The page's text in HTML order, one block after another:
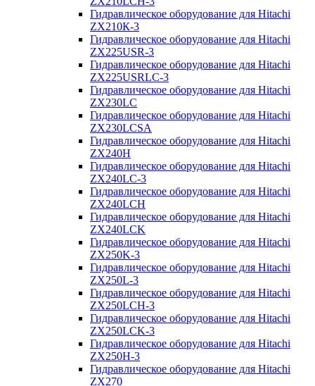
Гидравлическое оборудование для Hitachi
ZX210К-3
Гидравлическое оборудование для Hitachi
ZX225USR-3
Гидравлическое оборудование для Hitachi
ZX225USRLC-3
Гидравлическое оборудование для Hitachi
ZX230LC
Гидравлическое оборудование для Hitachi
ZX230LCSA
Гидравлическое оборудование для Hitachi
ZX240H
Гидравлическое оборудование для Hitachi
ZX240LC-3
Гидравлическое оборудование для Hitachi
ZX240LCH
Гидравлическое оборудование для Hitachi
ZX240LCK
Гидравлическое оборудование для Hitachi
ZX250K-3
Гидравлическое оборудование для Hitachi
ZX250L-3
Гидравлическое оборудование для Hitachi
ZX250LCH-3
Гидравлическое оборудование для Hitachi
ZX250LCK-3
Гидравлическое оборудование для Hitachi
ZX250Н-3
Гидравлическое оборудование для Hitachi
ZX270